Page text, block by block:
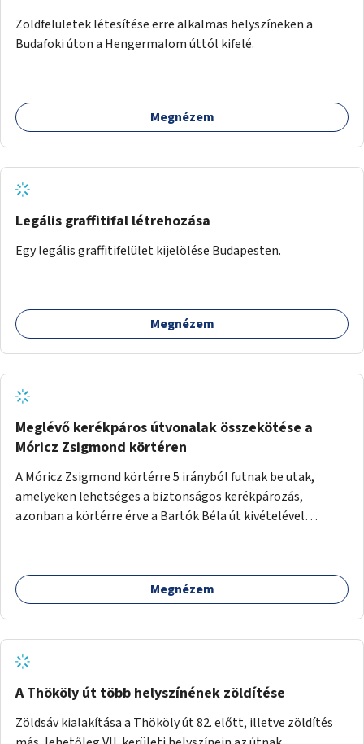
Zöldfelületek létesítése erre alkalmas helyszíneken a
Budafoki úton a Hengermalom úttól kifelé.
Megnézem
Legális graffitifal létrehozása
Egy legális graffitifelület kijelölése Budapesten.
Megnézem
Meglévő kerékpáros útvonalak összekötése a
Móricz Zsigmond körtéren
A Móricz Zsigmond körtérre 5 irányból futnak be utak,
amelyeken lehetséges a biztonságos kerékpározás,
azonban a körtérre érve a Bartók Béla út kivételével
Megnézem
A Thököly út több helyszínének zöldítése
Zöldsáv kialakítása a Thököly út 82. előtt, illetve zöldítés